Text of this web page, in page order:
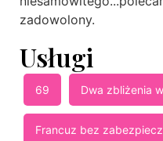
zadowolony.
Usługi
69 Dwa zbliżenia
Francuz bez